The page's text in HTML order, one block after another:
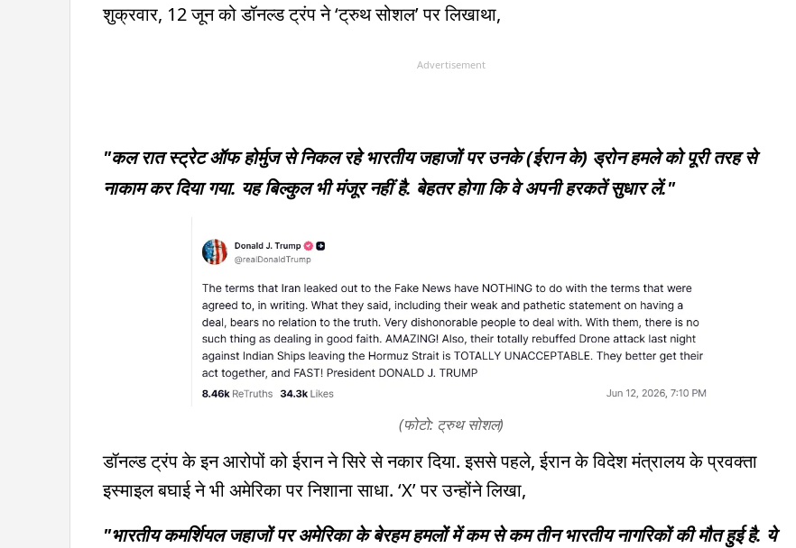
शुक्रवार, 12 जून को डॉनल्ड ट्रंप ने ‘ट्रुथ सोशल’ पर लिखाथा,
Advertisement
"कल रात स्ट्रेट ऑफ होर्मुज से निकल रहे भारतीय जहाजों पर उनके (ईरान के) ड्रोन हमले को पूरी तरह से
नाकाम कर दिया गया. यह बिल्कुल भी मंजूर नहीं है. बेहतर होगा कि वे अपनी हरकतें सुधार लें."
(फोटो: ट्रुथ सोशल)
डॉनल्ड ट्रंप के इन आरोपों को ईरान ने सिरे से नकार दिया. इससे पहले, ईरान के विदेश मंत्रालय के प्रवक्ता
इस्माइल बघाई ने भी अमेरिका पर निशाना साधा. ‘X’ पर उन्होंने लिखा,
"भारतीय कमर्शियल जहाजों पर अमेरिका के बेरहम हमलों में कम से कम तीन भारतीय नागरिकों की मौत हुई है. ये